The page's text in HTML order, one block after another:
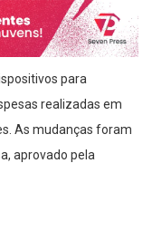
para
realizadas em
As mudanças foram
aprovado pela